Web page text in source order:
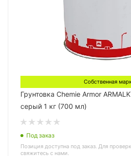
Собственная
Грунтовка Chemie Armor
серый 1 кг (700 мл)
Под заказ
Позиция доступна под заказ. Для
свяжитесь с нами.